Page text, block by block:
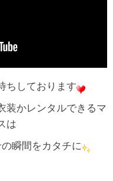
ちしております
装かレンタルできるマ
は
瞬間をカタチに